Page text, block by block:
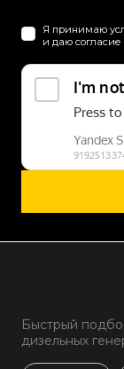
Я принимаю
и даю согласие
Быстрый
дизельных